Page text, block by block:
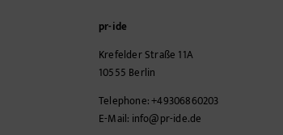
pr-ide
Krefelder Straße 11A
10555 Berlin
Telephone:+49306860203
E-Mail: info@pr-ide.de